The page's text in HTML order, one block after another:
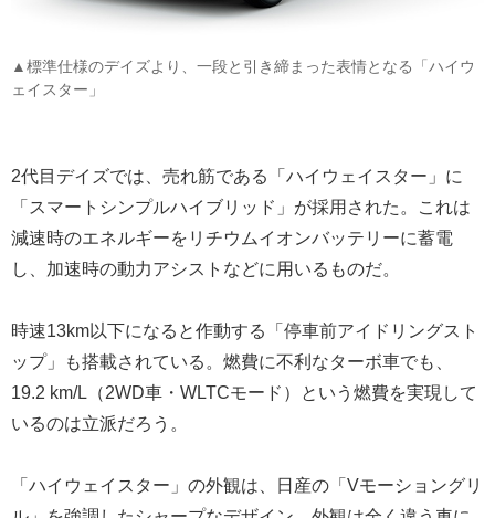
▲標準仕様のデイズより、一段と引き締まった表情となる「ハイウ
ェイスター」
2代目デイズでは、売れ筋である「ハイウェイスター」に
「スマートシンプルハイブリッド」が採用された。これは
減速時のエネルギーをリチウムイオンバッテリーに蓄電
し、加速時の動力アシストなどに用いるものだ。
時速13km以下になると作動する「停車前アイドリングスト
ップ」も搭載されている。燃費に不利なターボ車でも、
19.2 km/L（2WD車・WLTCモード）という燃費を実現して
いるのは立派だろう。
「ハイウェイスター」の外観は、日産の「Vモーショングリ